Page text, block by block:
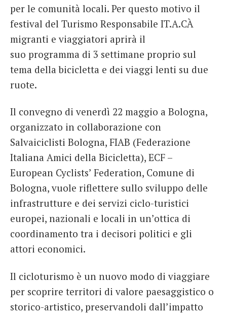
per le comunità locali. Per questo motivo il
festival del Turismo Responsabile IT.A.CÀ
migranti e viaggiatori aprirà il
suo programma di 3 settimane proprio sul
tema della bicicletta e dei viaggi lenti su due
ruote.
Il convegno di venerdì 22 maggio a Bologna,
organizzato in collaborazione con
Salvaiciclisti Bologna, FIAB (Federazione
Italiana Amici della Bicicletta), ECF –
European Cyclists’ Federation, Comune di
Bologna, vuole riflettere sullo sviluppo delle
infrastrutture e dei servizi ciclo-turistici
europei, nazionali e locali in un’ottica di
coordinamento tra i decisori politici e gli
attori economici.
Il cicloturismo è un nuovo modo di viaggiare
per scoprire territori di valore paesaggistico o
storico-artistico, preservandoli dall’impatto